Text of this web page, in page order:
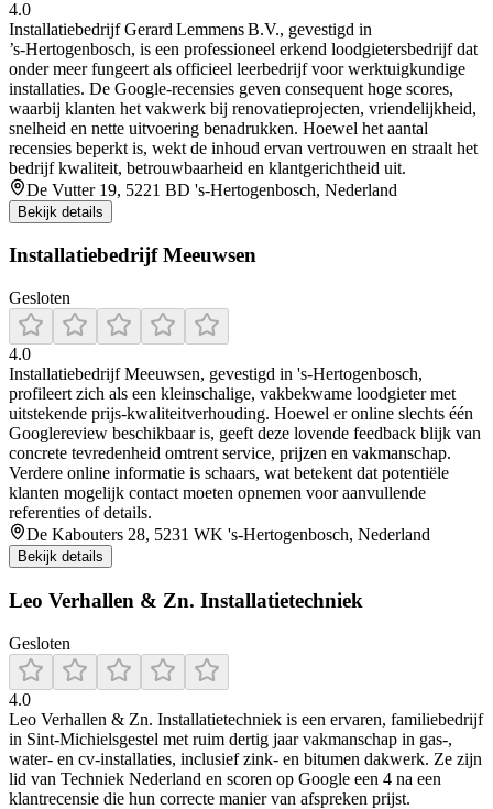
4.0
Installatiebedrijf Gerard Lemmens B.V., gevestigd in
’s‑Hertogenbosch, is een professioneel erkend loodgietersbedrijf dat
onder meer fungeert als officieel leerbedrijf voor werktuigkundige
installaties. De Google‑recensies geven consequent hoge scores,
waarbij klanten het vakwerk bij renovatieprojecten, vriendelijkheid,
snelheid en nette uitvoering benadrukken. Hoewel het aantal
recensies beperkt is, wekt de inhoud ervan vertrouwen en straalt het
bedrijf kwaliteit, betrouwbaarheid en klantgerichtheid uit.
De Vutter 19, 5221 BD 's-Hertogenbosch, Nederland
Bekijk details
Installatiebedrijf Meeuwsen
Gesloten
4.0
Installatiebedrijf Meeuwsen, gevestigd in 's‑Hertogenbosch,
profileert zich als een kleinschalige, vakbekwame loodgieter met
uitstekende prijs‑kwaliteitverhouding. Hoewel er online slechts één
Googlereview beschikbaar is, geeft deze lovende feedback blijk van
concrete tevredenheid omtrent service, prijzen en vakmanschap.
Verdere online informatie is schaars, wat betekent dat potentiële
klanten mogelijk contact moeten opnemen voor aanvullende
referenties of details.
De Kabouters 28, 5231 WK 's-Hertogenbosch, Nederland
Bekijk details
Leo Verhallen & Zn. Installatietechniek
Gesloten
4.0
Leo Verhallen & Zn. Installatietechniek is een ervaren, familiebedrijf
in Sint‑Michielsgestel met ruim dertig jaar vakmanschap in gas‑,
water‑ en cv‑installaties, inclusief zink‑ en bitumen dakwerk. Ze zijn
lid van Techniek Nederland en scoren op Google een 4 na een
klantrecensie die hun correcte manier van afspreken prijst.